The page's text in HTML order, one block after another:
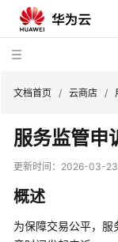
云
商
介
文档首页 / 云商店 /
服务监管申
更新时间： 2026-03-
概述
为保障交易公平，